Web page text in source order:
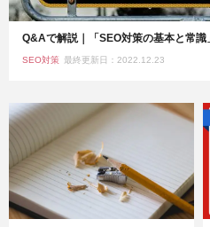
Q&Aで解説｜「SEO対策の基本と常識
SEO対策 最終更新日：2022.12.23